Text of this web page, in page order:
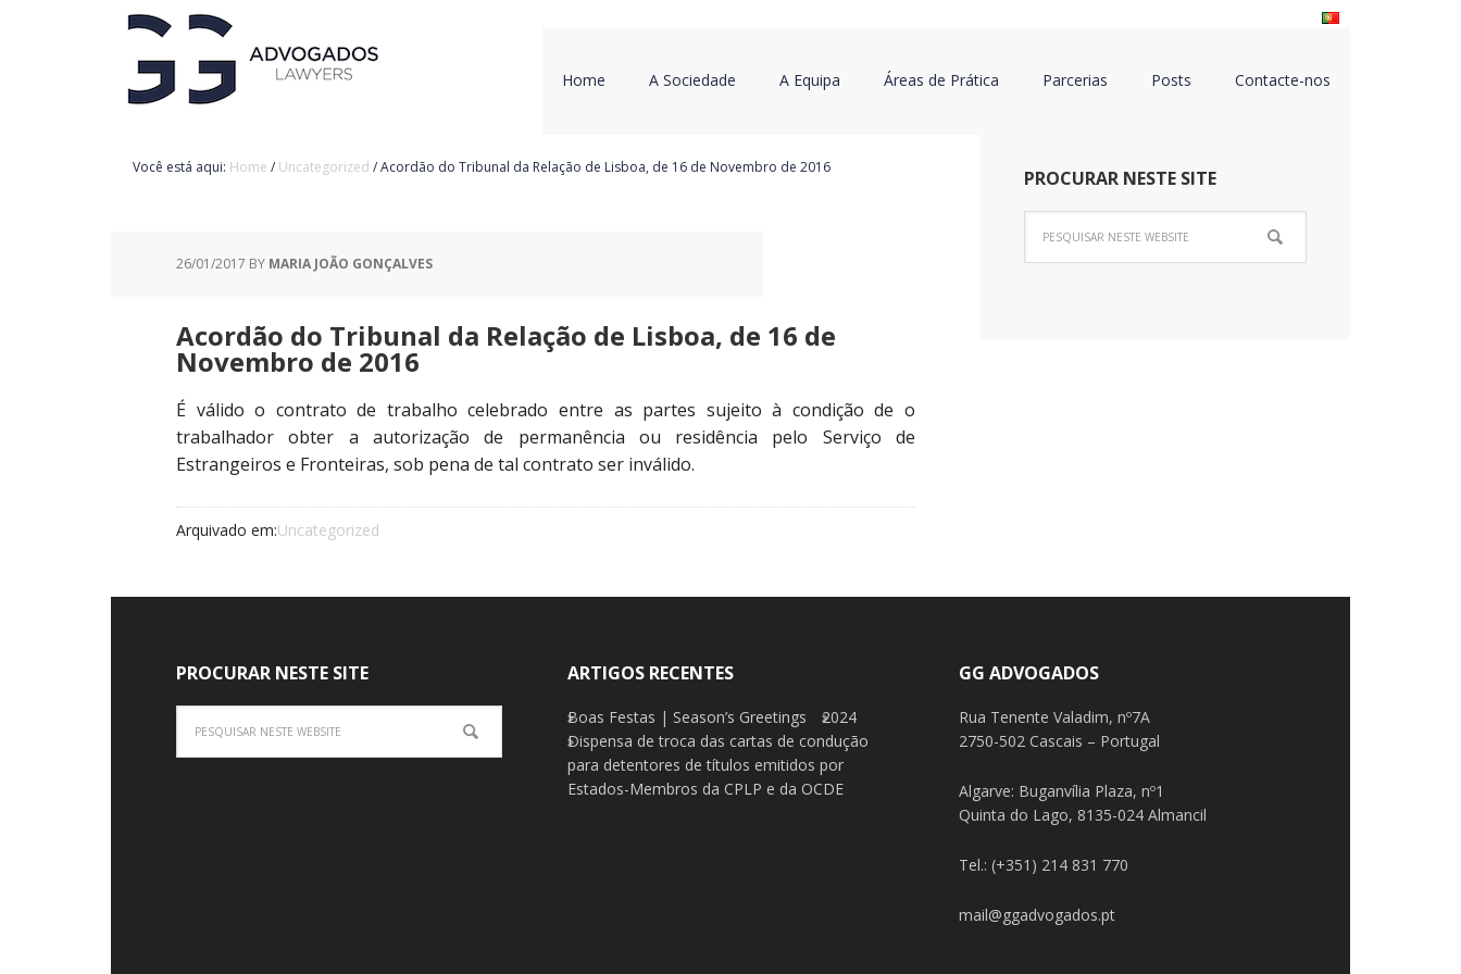
Home A Sociedade A Equipa Áreas de Prática Parcerias Posts Contacte-nos
Você está aqui: Home / Uncategorized /Acordão do Tribunal da Relação de Lisboa, de 16 de Novembro de 2016
26/01/2017 BY MARIA JOÃO GONÇALVES
Acordão do Tribunal da Relação de Lisboa, de 16 de
Novembro de 2016
É válido o contrato de trabalho celebrado entre as partes sujeito à condição de o
trabalhador obter a autorização de permanência ou residência pelo Serviço de
Estrangeiros e Fronteiras, sob pena de tal contrato ser inválido.
Arquivado em:Uncategorized
PROCURAR NESTE SITE
PROCURAR NESTE SITE ARTIGOS RECENTES
Boas Festas | Season’s Greetings
2024
Dispensa de troca das cartas de condução
para detentores de títulos emitidos por
Estados-Membros da CPLP e da OCDE
GG ADVOGADOS
Rua Tenente Valadim, nº7A
2750-502 Cascais – Portugal
Algarve: Buganvília Plaza, nº1
Quinta do Lago, 8135-024 Almancil
Tel.: (+351) 214 831 770
mail@ggadvogados.pt